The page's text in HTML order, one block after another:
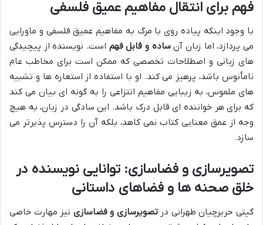
فهم برای انتقال مفاهیم عمیق فلسفی
با وجود اینکه پیاده روی با مرگ به مفاهیم عمیق فلسفی و ماورایی
می پردازد، اما زبان آنساده و قابل فهم است. نویسنده از پیچیدگی
های زبانی و اصطلاحات تخصصی که ممکن است برای مخاطب عام
نامأنوس باشد، پرهیز می کند. او با استفاده از استعاره ها و تشبیه
های ملموس، به زیبایی مفاهیم انتزاعی را به گونه ای بیان می کند
که برای هر خواننده ای قابل درک باشد. این سادگی در زبان، به هیچ
وجه از عمق معنایی کتاب نمی کاهد، بلکه آن را دسترس پذیرتر می
سازد.
تصویرسازی و فضاسازی: توانایی نویسنده در
خلق صحنه ها و فضاهای داستانی
گیتی حریرچیان طهرانی درتصویرسازی و فضاسازی نیز مهارت خاصی